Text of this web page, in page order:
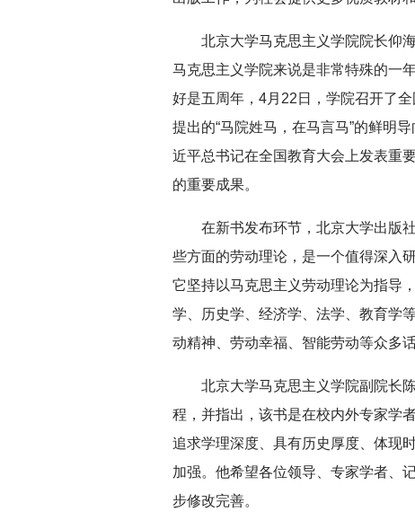
北京大学马克思主义学院院长仰
马克思主义学院来说是非常特殊的一
好是五周年，4月22日，学院召开了
提出的“马院姓马，在马言马”的鲜明
近平总书记在全国教育大会上发表重
的重要成果。
在新书发布环节，北京大学出版
些方面的劳动理论，是一个值得深入
它坚持以马克思主义劳动理论为指导
学、历史学、经济学、法学、教育学
动精神、劳动幸福、智能劳动等众多
北京大学马克思主义学院副院长
程，并指出，该书是在校内外专家学
追求学理深度、具有历史厚度、体现
加强。他希望各位领导、专家学者、
步修改完善。